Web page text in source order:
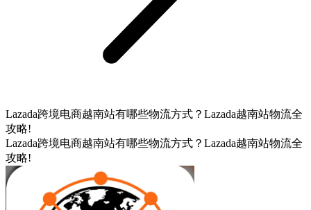
Lazada跨境电商越南站有哪些物流方式？Lazada越南站物流全
攻略!
Lazada跨境电商越南站有哪些物流方式？Lazada越南站物流全
攻略!